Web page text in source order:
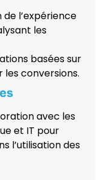
l’expérience
les
basées sur
conversions.
avec les
et IT pour
l’utilisation des